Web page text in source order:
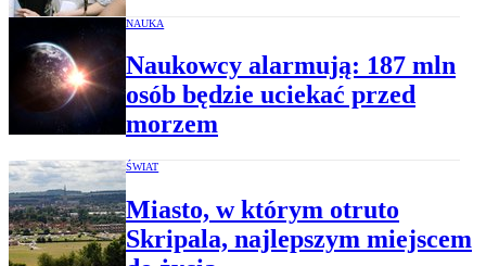
NAUKA
Naukowcy alarmują: 187 mln
osób będzie uciekać przed
morzem
ŚWIAT
Miasto, w którym otruto
Skripala, najlepszym miejscem